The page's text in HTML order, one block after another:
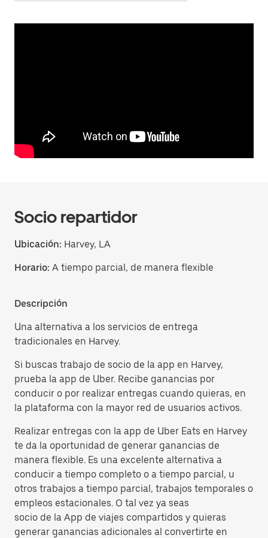
Socio repartidor
Ubicación: Harvey, LA
Horario: A tiempo parcial, de manera flexible
Descripción
Una alternativa a los servicios de entrega
tradicionales en Harvey.
Si buscas trabajo de socio de la app en Harvey,
prueba la app de Uber. Recibe ganancias por
conducir o por realizar entregas cuando quieras, en
la plataforma con la mayor red de usuarios activos.
Realizar entregas con la app de Uber Eats en Harvey
te da la oportunidad de generar ganancias de
manera flexible. Es una excelente alternativa a
conducir a tiempo completo o a tiempo parcial, u
otros trabajos a tiempo parcial, trabajos temporales o
empleos estacionales. O tal vez ya seas
socio de la App de viajes compartidos y quieras
generar ganancias adicionales al convertirte en